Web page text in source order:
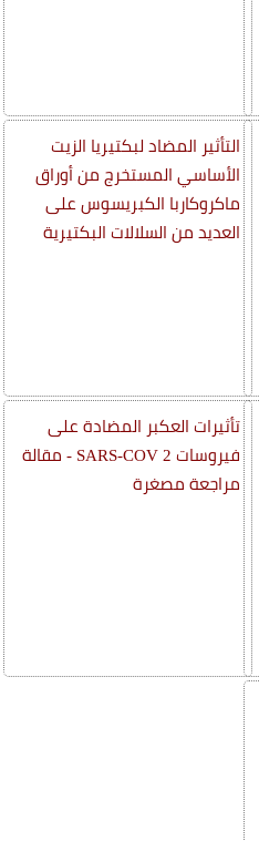
التأثير المضاد لبكتيريا الزيت
الأساسي المستخرج من أوراق
ماكروكاربا الكبريسوس على
العديد من السلالات البكتيرية
تأثيرات العكبر المضادة على
فيروسات SARS-COV 2 - مقالة
مراجعة مصغرة